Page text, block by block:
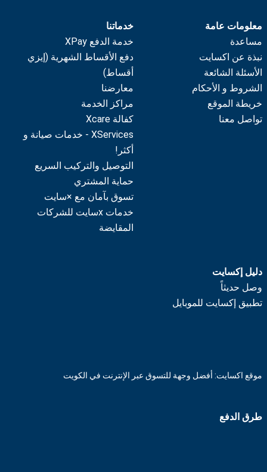
معلومات عامة
مساعدة
نبذة عن اكسايت
الأسئلة الشائعة
الشروط و الأحكام
خريطة الموقع
تواصل معنا
خدماتنا
خدمة الدفع XPay
دفع الأقساط الشهرية (إيزي
أقساط)
معارضنا
مراكز الخدمة
كفالة Xcare
XServices - خدمات صيانة و
أكثر!
التوصيل والتركيب السريع
حماية المشتري
تسوق بآمان مع ×سايت
خدمات xسايت للشركات
المقايضة
دليل إكسايت
وصل حديثاً
تطبيق إكسايت للموبايل
موقع اكسايت: أفضل وجهة للتسوق عبر الإنترنت في الكويت
طرق الدفع